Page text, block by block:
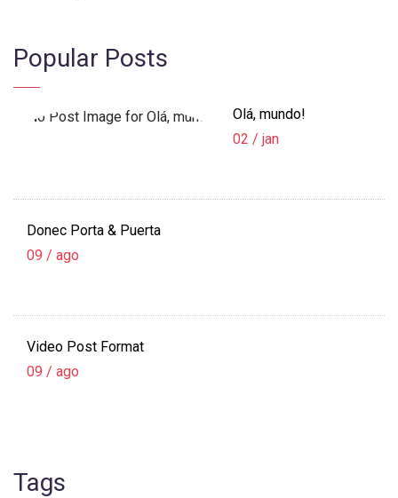
Popular Posts
Olá, mundo!
02 / jan
Donec Porta & Puerta
09 / ago
Video Post Format
09 / ago
Tags